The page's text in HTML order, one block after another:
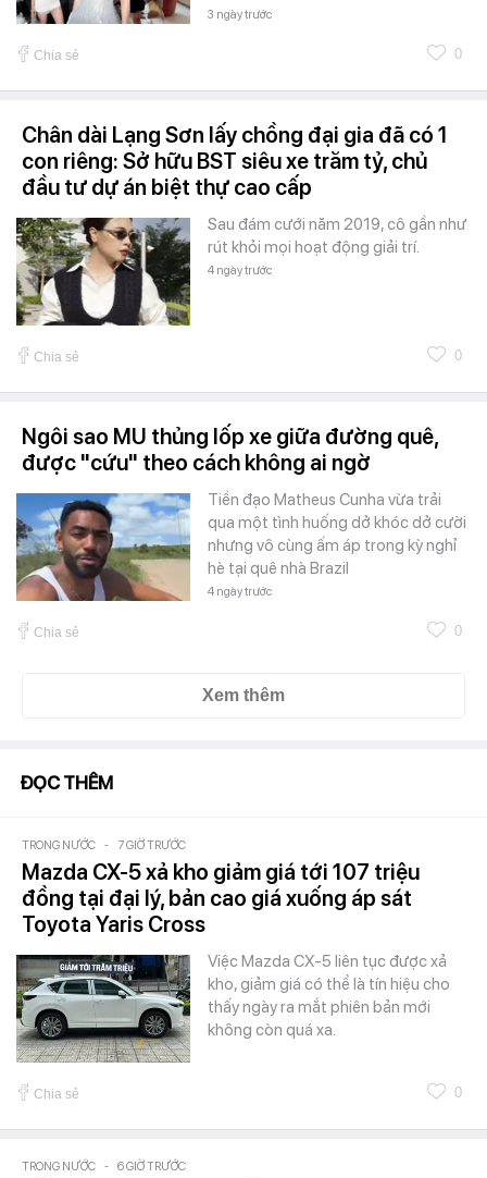
3 ngày trước
Chia sẻ 0
Chân dài Lạng Sơn lấy chồng đại gia đã có 1
con riêng: Sở hữu BST siêu xe trăm tỷ, chủ
đầu tư dự án biệt thự cao cấp
Sau đám cưới năm 2019, cô gần như
rút khỏi mọi hoạt động giải trí.
4 ngày trước
Chia sẻ 0
Ngôi sao MU thủng lốp xe giữa đường quê,
được "cứu" theo cách không ai ngờ
Tiền đạo Matheus Cunha vừa trải
qua một tình huống dở khóc dở cười
nhưng vô cùng ấm áp trong kỳ nghỉ
hè tại quê nhà Brazil
4 ngày trước
Chia sẻ 0
Xem thêm
ĐỌC THÊM
TRONG NƯỚC - 7 GIỜ TRƯỚC
Mazda CX-5 xả kho giảm giá tới 107 triệu
đồng tại đại lý, bản cao giá xuống áp sát
Toyota Yaris Cross
Việc Mazda CX-5 liên tục được xả
kho, giảm giá có thể là tín hiệu cho
thấy ngày ra mắt phiên bản mới
không còn quá xa.
Chia sẻ 0
TRONG NƯỚC - 6 GIỜ TRƯỚC